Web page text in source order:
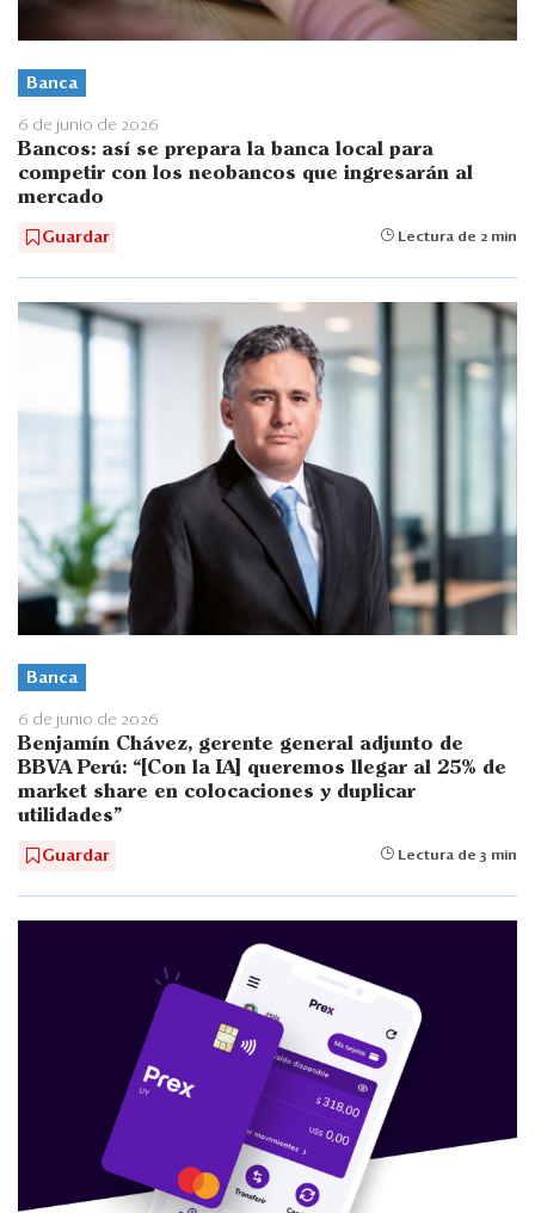
Banca
6 de junio de 2026
Bancos: así se prepara la banca local para
competir con los neobancos que ingresarán al
mercado
Guardar Lectura de 2 min
Banca
6 de junio de 2026
Benjamín Chávez, gerente general adjunto de
BBVA Perú: “[Con la IA] queremos llegar al 25% de
market share en colocaciones y duplicar
utilidades”
Guardar Lectura de 3 min